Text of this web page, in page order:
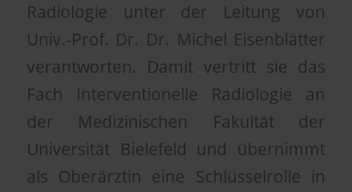
Radiologie unter der Leitung von
Univ.-Prof. Dr. Dr. Michel Eisenblätter
verantworten. Damit vertritt sie das
Fach Interventionelle Radiologie an
der Medizinischen Fakultät der
Universität Bielefeld und übernimmt
als Oberärztin eine Schlüsselrolle in